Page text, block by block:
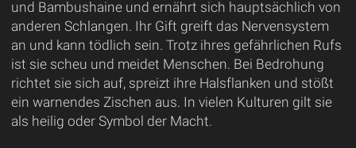
und Bambushaine und ernährt sich hauptsächlich von
anderen Schlangen. Ihr Gift greift das Nervensystem
an und kann tödlich sein. Trotz ihres gefährlichen Rufs
ist sie scheu und meidet Menschen. Bei Bedrohung
richtet sie sich auf, spreizt ihre Halsflanken und stößt
ein warnendes Zischen aus. In vielen Kulturen gilt sie
als heilig oder Symbol der Macht.